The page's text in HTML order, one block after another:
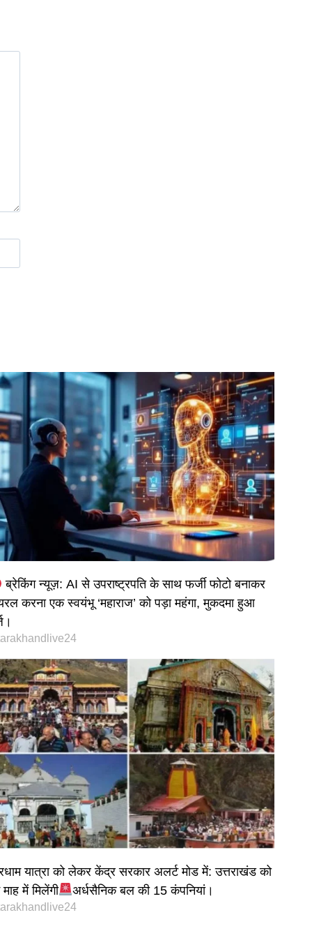
ब्रेकिंग न्यूज़: AI से उपराष्ट्रपति के साथ फर्जी फोटो बनाकर
करना एक स्वयंभू ‘महाराज’ को पड़ा महंगा, मुकदमा हुआ
यात्रा को लेकर केंद्र सरकार अलर्ट मोड में: उत्तराखंड को
में मिलेंगी
अर्धसैनिक बल की 15 कंपनियां।